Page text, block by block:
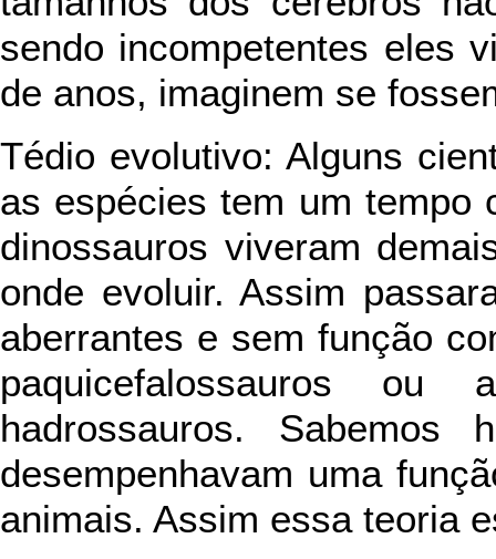
sendo incompetentes eles
de anos, imaginem se
Tédio evolutivo: Alguns
as espécies tem um tempo
dinossauros viveram
onde evoluir. Assim
aberrantes e sem função
paquicefalossauros
hadrossauros. Sabemos
desempenhavam uma
animais. Assim essa teoria